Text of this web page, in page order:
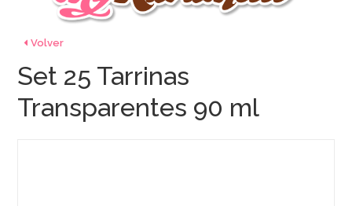
Volver
Set 25 Tarrinas
Transparentes 90 ml